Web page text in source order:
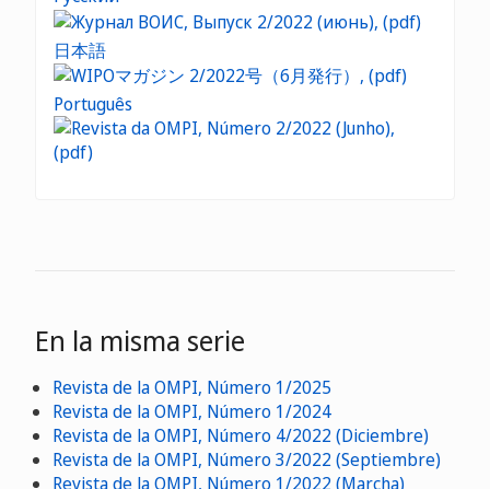
日本語
Português
En la misma serie
Revista de la OMPI, Número 1/2025
Revista de la OMPI, Número 1/2024
Revista de la OMPI, Número 4/2022 (Diciembre)
Revista de la OMPI, Número 3/2022 (Septiembre)
Revista de la OMPI, Número 1/2022 (Marcha)